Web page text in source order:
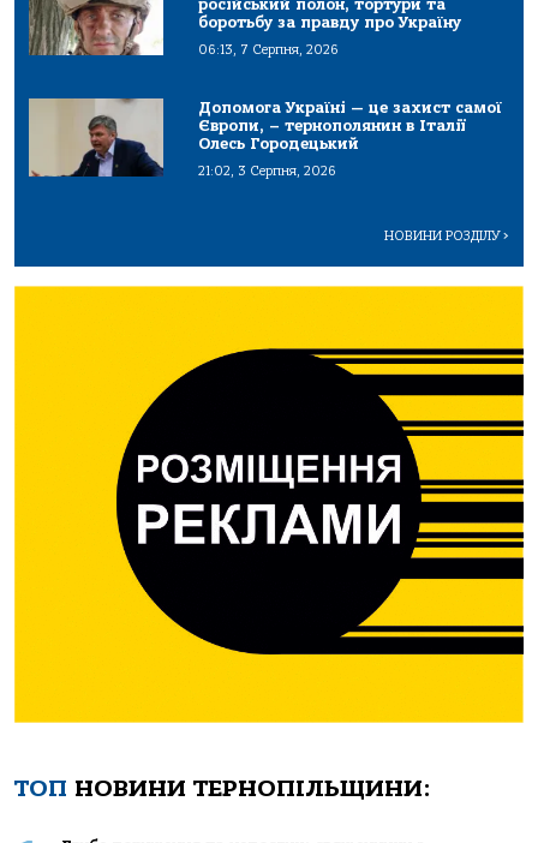
російський полон, тортури та
боротьбу за правду про Україну
06:13, 7 Серпня, 2026
Допомога Україні — це захист самої
Європи, – тернополянин в Італії
Олесь Городецький
21:02, 3 Серпня, 2026
НОВИНИ РОЗДІЛУ>
ТОП НОВИНИ ТЕРНОПІЛЬЩИНИ: